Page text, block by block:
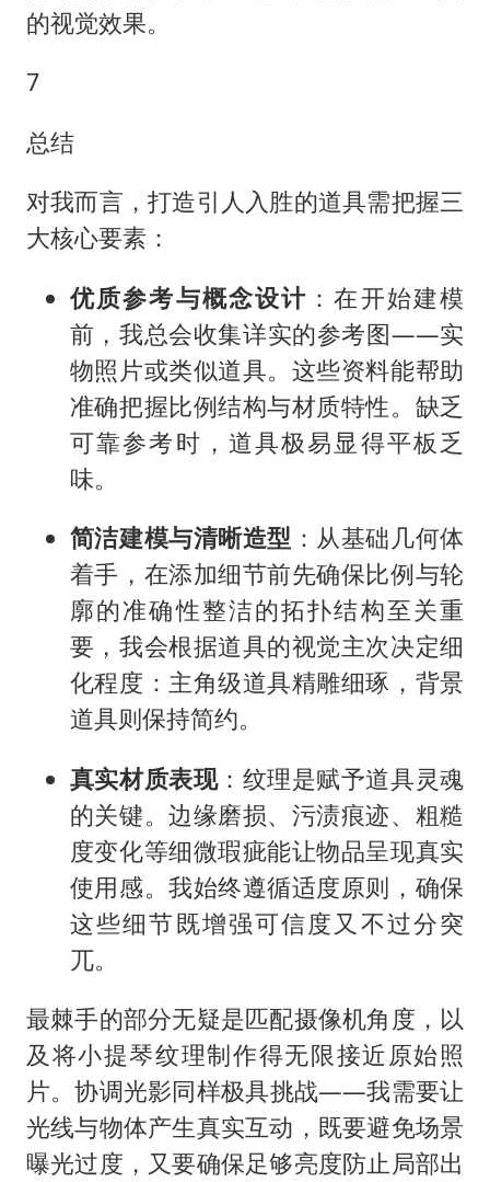
的视觉效果。
7
总结
对我而言，打造引人入胜的道具需把握三
大核心要素：
优质参考与概念设计 ：在开始建模
前，我总会收集详实的参考图——实
物照片或类似道具。这些资料能帮助
准确把握比例结构与材质特性。缺乏
可靠参考时，道具极易显得平板乏
味。
简洁建模与清晰造型 ：从基础几何体
着手，在添加细节前先确保比例与轮
廓的准确性整洁的拓扑结构至关重
要，我会根据道具的视觉主次决定细
化程度：主角级道具精雕细琢，背景
道具则保持简约。
真实材质表现：纹理是赋予道具灵魂
的关键。边缘磨损、污渍痕迹、粗糙
度变化等细微瑕疵能让物品呈现真实
使用感。我始终遵循适度原则，确保
这些细节既增强可信度又不过分突
兀。
最棘手的部分无疑是匹配摄像机角度，以
及将小提琴纹理制作得无限接近原始照
片。协调光影同样极具挑战——我需要让
光线与物体产生真实互动，既要避免场景
曝光过度，又要确保足够亮度防止局部出